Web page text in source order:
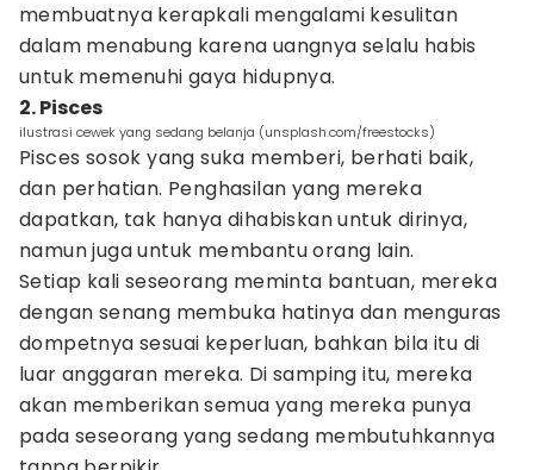
membuatnya kerapkali mengalami kesulitan
dalam menabung karena uangnya selalu habis
untuk memenuhi gaya hidupnya.
2. Pisces
ilustrasi cewek yang sedang belanja (unsplash.com/freestocks)
Pisces sosok yang suka memberi, berhati baik,
dan perhatian. Penghasilan yang mereka
dapatkan, tak hanya dihabiskan untuk dirinya,
namun juga untuk membantu orang lain.
Setiap kali seseorang meminta bantuan, mereka
dengan senang membuka hatinya dan menguras
dompetnya sesuai keperluan, bahkan bila itu di
luar anggaran mereka. Di samping itu, mereka
akan memberikan semua yang mereka punya
pada seseorang yang sedang membutuhkannya